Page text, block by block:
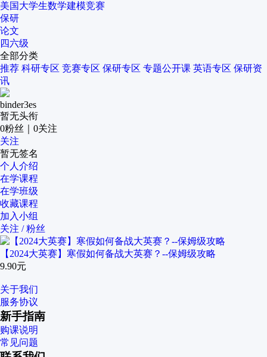
美国大学生数学建模竞赛
保研
论文
四六级
全部分类
推荐 科研专区 竞赛专区 保研专区 专题公开课 英语专区 保研资
讯
binder3es
暂无头衔
0粉丝 0关注
关注
暂无签名
个人介绍
在学课程
在学班级
收藏课程
加入小组
关注 / 粉丝
【2024大英赛】寒假如何备战大英赛？--保姆级攻略
9.90元
关于我们
服务协议
新手指南
购课说明
常见问题